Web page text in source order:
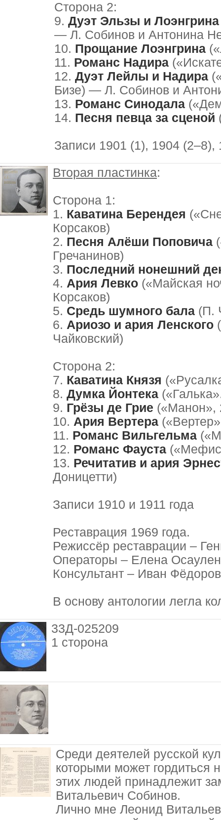
Сторона 2:
9. Дуэт Эльзы и Лоэнгрина
— Л. Собинов и Антонина
10. Прощание Лоэнгрина
11. Романс Надира
12. Дуэт Лейлы и Надира
Бизе) — Л. Собинов и
13. Романс Синодала
14. Песня певца за сценой
Записи 1901 (1), 1904 (2–8),
Вторая пластинка:
Сторона 1:
1. Каватина Берендея
Корсаков)
2. Песня Алёши Поповича
Гречанинов)
3. Последний нонешний
4. Ария Левко («Майская
Корсаков)
5. Средь шумного бала (П.
6. Ариозо и ария Ленского
Чайковский)
Сторона 2:
7. Каватина Князя
8. Думка Йонтека
9. Грёзы де Грие («Манон»,
10. Ария Вертера
11. Романс Вильгельма
12. Романс Фауста
13. Речитатив и ария
Доницетти)
Записи 1910 и 1911 года
Реставрация 1969 года.
Режиссёр реставрации –
Операторы – Елена
Консультант – Иван
В основу антологии легла
33Д-025209
1 сторона
Среди деятелей русской
которыми может гордиться
этих людей принадлежит
Витальевич Собинов.
Лично мне Леонид